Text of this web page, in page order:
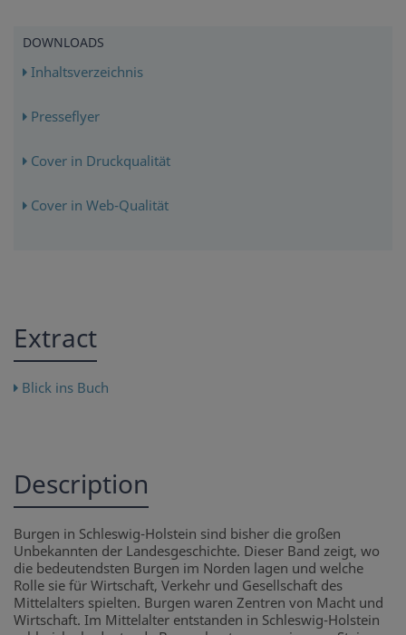
DOWNLOADS
Inhaltsverzeichnis
Presseflyer
Cover in Druckqualität
Cover in Web-Qualität
Extract
Blick ins Buch
Description
Burgen in Schleswig-Holstein sind bisher die großen
Unbekannten der Landesgeschichte. Dieser Band zeigt, wo
die bedeutendsten Burgen im Norden lagen und welche
Rolle sie für Wirtschaft, Verkehr und Gesellschaft des
Mittelalters spielten. Burgen waren Zentren von Macht und
Wirtschaft. Im Mittelalter entstanden in Schleswig-Holstein